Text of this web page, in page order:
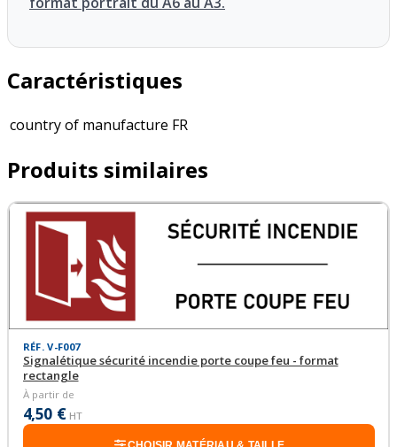
Caractéristiques
country of manufacture FR
Produits similaires
RÉF. V-F007
Signalétique sécurité incendie porte coupe feu - format
rectangle
À partir de
4,50 € HT